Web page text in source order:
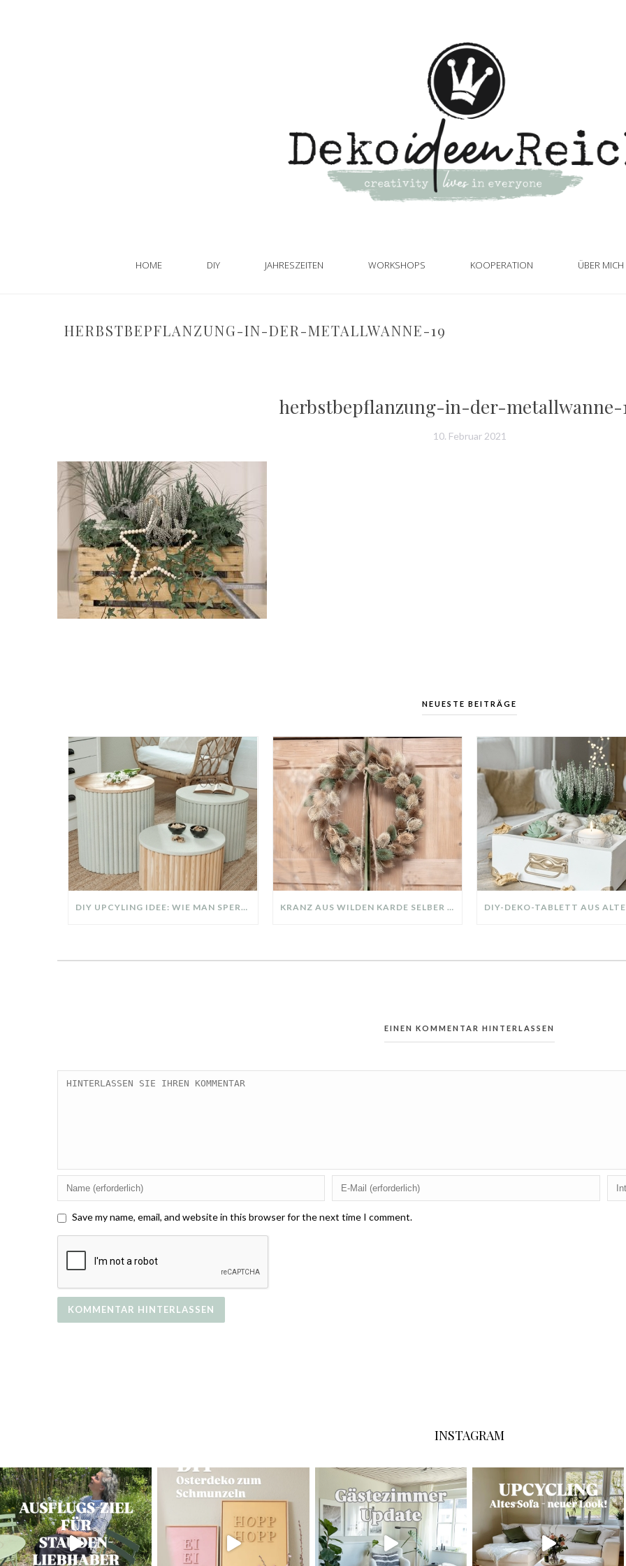
HOME DIY JAHRESZEITEN WORKSHOPS KOOPERATION ÜBER
HERBSTBEPFLANZUNG-IN-DER-METALLWANNE-19
herbstbepflanzung-in-der-metallwanne-
10. Februar 2021
NEUESTE BEITRÄGE
DIY UPCYLING IDEE: WIE MAN SPERRMÜLL IN EIN DESIGNER TEIL VERWANDELT KRANZ AUS WILDEN KARDE SELBER MACHEN: HERBSTDEKO GANZ EINFACH
EINEN KOMMENTAR HINTERLASSEN
Save my name, email, and website in this browser for the next time I comment.
INSTAGRAM